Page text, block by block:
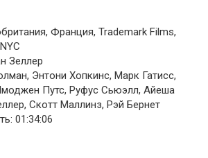
Франция, Trademark Films,
Зеллер
Энтони Хопкинс, Марк Гатисс,
Путс, Руфус Сьюэлл, Айеша
Скотт Маллинз, Рэй Бернет
01:34:06